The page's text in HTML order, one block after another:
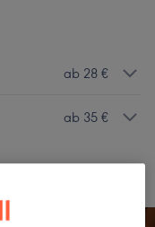
ab 28 €
ab 35 €